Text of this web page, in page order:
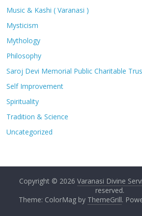
Music & Kashi ( Varanasi )
Mysticism
Mythology
Philosophy
Saroj Devi Memorial Public Charitable
Self Improvement
Spirituality
Tradition & Science
Uncategorized
Copyright © 2026 Varanasi Divine
reserved.
Theme: ColorMag by ThemeGrill.